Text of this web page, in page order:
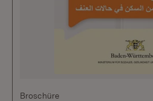
Broschüre